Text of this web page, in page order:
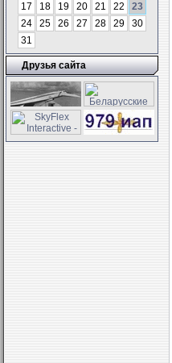
17
18 19 20 21 22
23
24
25 26 27 28 29
30
31
Друзья сайта